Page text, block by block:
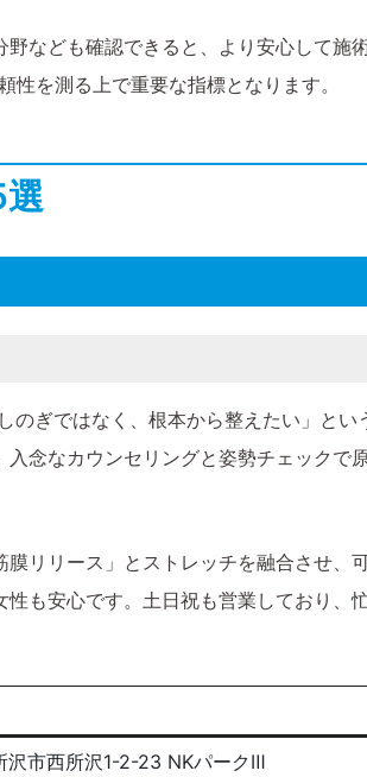
なども確認できると、より安心して施
性を測る上で重要な指標となります。
ぎではなく、根本から整えたい」とい
念なカウンセリングと姿勢チェックで
リリース」とストレッチを融合させ、
も安心です。土日祝も営業しており、
沢市西所沢1-2-23 NKパークⅢ